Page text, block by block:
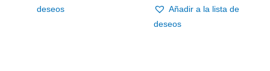
deseos
Añadir a la lista de
deseos